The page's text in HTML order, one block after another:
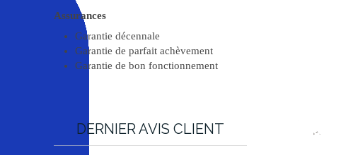
Assurances
Garantie décennale
Garantie de parfait achèvement
Garantie de bon fonctionnement
DERNIER AVIS CLIENT